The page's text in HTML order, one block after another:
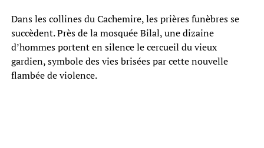
Dans les collines du Cachemire, les prières funèbres se
succèdent. Près de la mosquée Bilal, une dizaine
d’hommes portent en silence le cercueil du vieux
gardien, symbole des vies brisées par cette nouvelle
flambée de violence.